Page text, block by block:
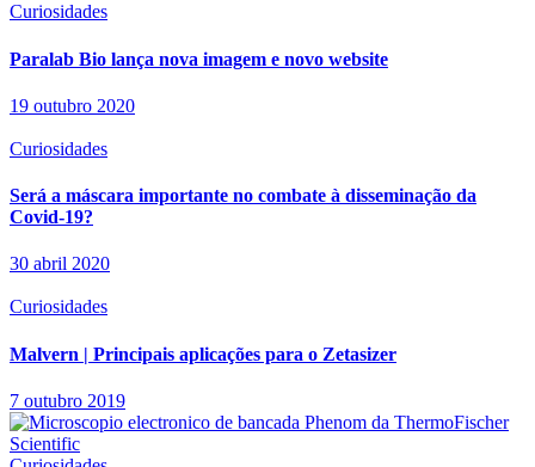
Curiosidades
Paralab Bio lança nova imagem e novo website
19 outubro 2020
Curiosidades
Será a máscara importante no combate à disseminação da
Covid-19?
30 abril 2020
Curiosidades
Malvern | Principais aplicações para o Zetasizer
7 outubro 2019